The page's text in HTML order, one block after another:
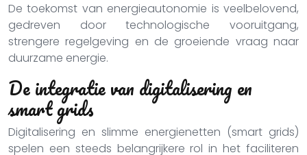
De toekomst van energieautonomie is veelbelovend,
gedreven door technologische vooruitgang,
strengere regelgeving en de groeiende vraag naar
duurzame energie.
De integratie van digitalisering en
smart grids
Digitalisering en slimme energienetten (smart grids)
spelen een steeds belangrijkere rol in het faciliteren